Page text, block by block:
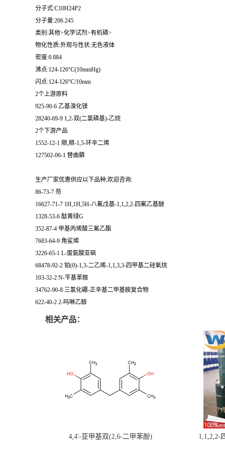
分子式:C10H24P2
分子量:206.245
类别:其他>化学试剂>有机磷>
物化性质:外观与性状:无色液体
密度:0.884
沸点:124-126°C(10mmHg)
闪点:124-126°C/10mm
2个上游原料
925-90-6 乙基溴化镁
28240-69-9 1,2-双(二氯磷基)-乙烷
2个下游产品
1552-12-1 顺,顺-1,5-环辛二烯
127502-06-1 替曲膦
生产厂家优惠供应以下品种,欢迎咨询:
86-73-7 芴
16627-71-7 1H,1H,5H-八氟戊基-1,1,2,2-四氟乙基醚
1328-53-6 酞菁绿G
352-87-4 甲基丙烯酸三氟乙酯
7683-64-9 角鲨烯
3226-65-1 L-蛋氨酸亚砜
68478-92-2 铂(0)-1,3-二乙烯-1,1,3,3-四甲基二硅氧烷
103-32-2 N-苄基苯胺
34762-90-8 三氯化硼-正辛基二甲基胺复合物
622-40-2 2-吗啉乙醇
相关产品：
4,4'-亚甲基双(2,6-二甲苯酚) 1,1,2,2-